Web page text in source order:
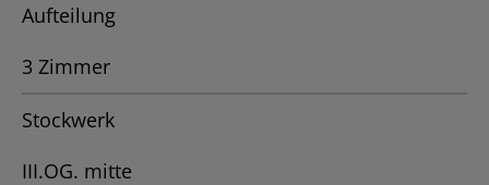
Aufteilung
3 Zimmer
Stockwerk
III.OG. mitte